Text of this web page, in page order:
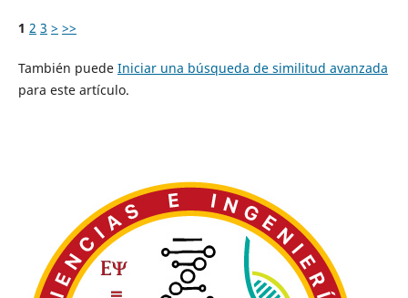
1 2 3 > >>
También puede Iniciar una búsqueda de similitud avanzada
para este artículo.